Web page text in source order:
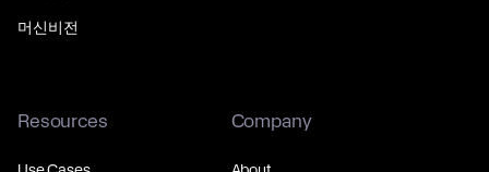
머신비전
Resources Company